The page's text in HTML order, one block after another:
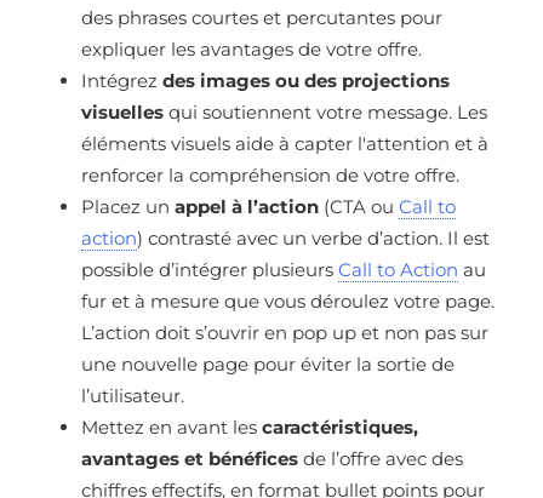
des phrases courtes et percutantes pour
expliquer les avantages de votre offre.
Intégrez des images ou des projections
visuelles qui soutiennent votre message. Les
éléments visuels aide à capter l'attention et à
renforcer la compréhension de votre offre.
Placez un appel à l’action (CTA ou Call to
action) contrasté avec un verbe d’action. Il est
possible d’intégrer plusieurs Call to Action au
fur et à mesure que vous déroulez votre page.
L’action doit s’ouvrir en pop up et non pas sur
une nouvelle page pour éviter la sortie de
l’utilisateur.
Mettez en avant les caractéristiques,
avantages et bénéfices de l’offre avec des
chiffres effectifs, en format bullet points pour